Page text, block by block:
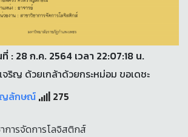
: 28 ก.ค. 2564 เวลา 22:07:18 น.
จริญ ด้วยเกล้าด้วยกระหม่อม ขอเดชะ
ญลักษณ์
275
การจัดการโลจิสติกส์